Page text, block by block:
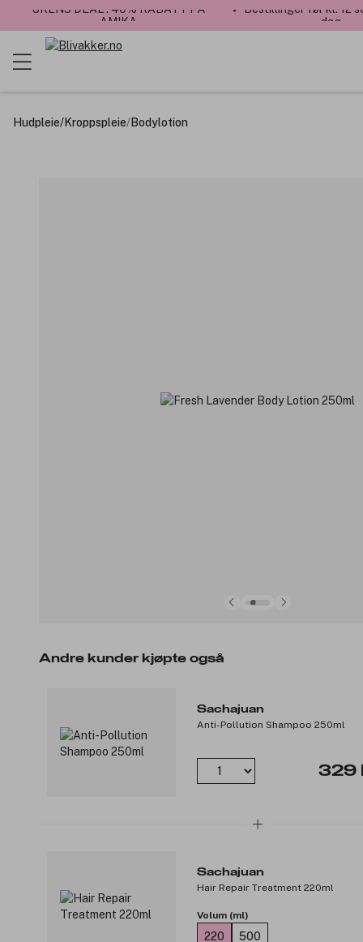
UKENS DEAL : 40% RABATT PÅ
AMIKA
✓ Bestillinger før kl. 12
dag
Hudpleie/Kroppspleie/Bodylotion
Andre kunder kjøpte også
Sachajuan
Anti-Pollution Shampoo 250ml
329
Sachajuan
Hair Repair Treatment 220ml
Volum (ml)
220 500